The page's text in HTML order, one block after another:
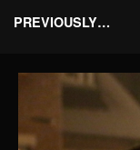
PREVIOUSLY…